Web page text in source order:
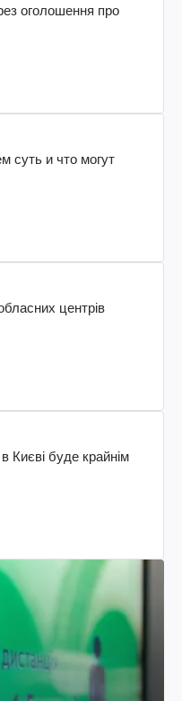
оголошення про
суть и что могут
центрів
Києві буде крайнім